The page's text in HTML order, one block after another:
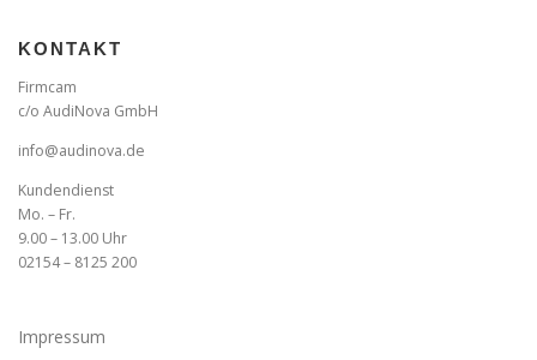
KONTAKT
Firmcam
c/o AudiNova GmbH
info@audinova.de
Kundendienst
Mo. – Fr.
9.00 – 13.00 Uhr
02154 – 8125 200
Impressum